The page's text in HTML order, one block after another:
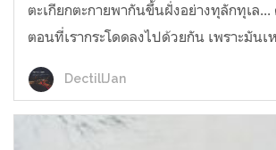
ตะเกียกตะกายพากันขึ้นฝั่งอย่างทุลักทุเล...
ตอนที่เรากระโดดลงไปด้วยกัน เพราะมันเ
DectillJan